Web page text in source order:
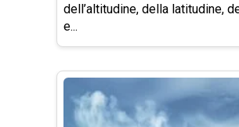
dell’altitudine, della latitudine,
e...